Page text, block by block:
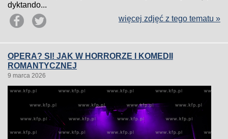
dyktando...
więcej zdjęć z tego tematu »
OPERA? SI! JAK W HORRORZE I KOMEDII
ROMANTYCZNEJ
9 marca 2026